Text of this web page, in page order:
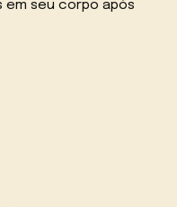
seu corpo após